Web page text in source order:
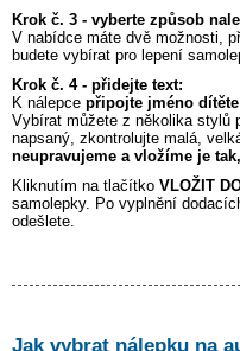
Krok č. 3 - vyberte způsob
V nabídce máte dvě možnosti,
budete vybírat pro lepení
Krok č. 4 - přidejte text:
K nálepce připojte jméno dítěte
Vybírat můžete z několika stylů
napsaný, zkontrolujte malá,
neupravujeme a vložíme je
Kliknutím na tlačítko VLOŽIT
samolepky. Po vyplnění
odešlete.
Jak vybrat nálepku na